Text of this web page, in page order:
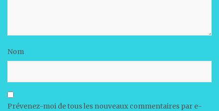
Nom
Prévenez-moi de tous les nouveaux commentaires par e-